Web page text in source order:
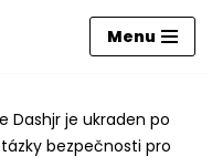
Menu
Dashjr je ukraden po
bezpečnosti pro